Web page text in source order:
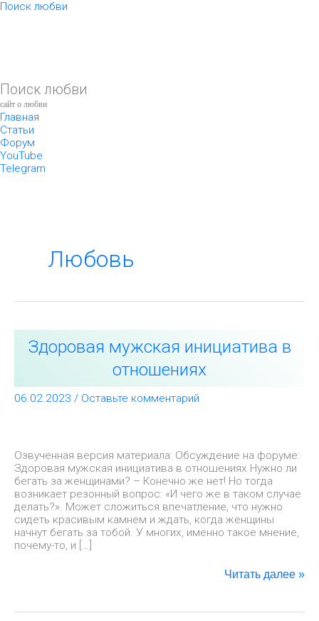
Перейти
Поиск любви
Поиск любви
сайт о любви
Главная
Статьи
Форум
YouTube
Telegram
Любовь
Здоровая мужская инициатива в
отношениях
06.02.2023 / Оставьте комментарий
Озвученная версия материала: Обсуждение на форуме:
Здоровая мужская инициатива в отношениях Нужно ли
бегать за женщинами? – Конечно же нет! Но тогда
возникает резонный вопрос: «И чего же в таком случае
делать?». Может сложиться впечатление, что нужно
сидеть красивым камнем и ждать, когда женщины
начнут бегать за тобой. У многих, именно такое мнение,
почему-то, и […]
мужская
Читать далее »